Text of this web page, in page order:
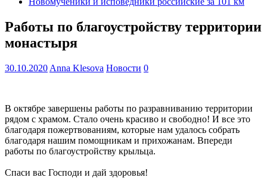
Работы по благоустройству территории
монастыря
30.10.2020 Anna Klesova Новости 0
В октябре завершены работы по разравниванию территории
рядом с храмом. Стало очень красиво и свободно! И все это
благодаря пожертвованиям, которые нам удалось собрать
благодаря нашим помощникам и прихожанам. Впереди
работы по благоустройству крыльца.
Спаси вас Господи и дай здоровья!